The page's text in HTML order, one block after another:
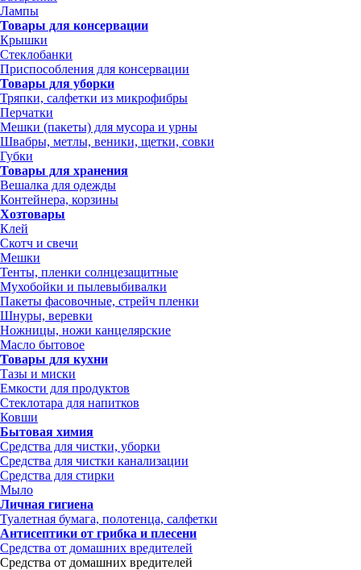
Лампы
Товары для консервации
Крышки
Стеклобанки
Приспособления для консервации
Товары для уборки
Тряпки, салфетки из микрофибры
Перчатки
Мешки (пакеты) для мусора и урны
Швабры, метлы, веники, щетки, совки
Губки
Товары для хранения
Вешалка для одежды
Контейнера, корзины
Хозтовары
Клей
Скотч и свечи
Мешки
Тенты, пленки солнцезащитные
Мухобойки и пылевыбивалки
Пакеты фасовочные, стрейч пленки
Шнуры, веревки
Ножницы, ножи канцелярские
Масло бытовое
Товары для кухни
Тазы и миски
Емкости для продуктов
Стеклотара для напитков
Ковши
Бытовая химия
Средства для чистки, уборки
Средства для чистки канализации
Средства для стирки
Мыло
Личная гигиена
Туалетная бумага, полотенца, салфетки
Антисептики от грибка и плесени
Средства от домашних вредителей
Средства от домашних вредителей